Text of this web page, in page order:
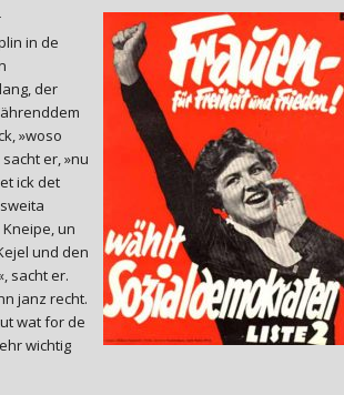
in de
der
»woso
er, »nu
ick det
un
und den
sacht er.
janz recht.
wat for de
wichtig